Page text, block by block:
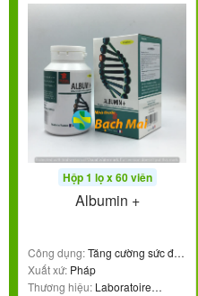
Hộp 1 lọ x 60 viên
Albumin +
Công dụng:Tăng cường sức đề
kháng
Xuất xứ: Pháp
Thương hiệu: Laboratoire